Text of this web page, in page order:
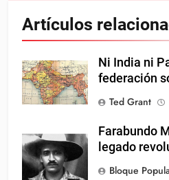
Artículos
Ni India ni
federación
Ted Grant
Farabundo
legado
Bloque